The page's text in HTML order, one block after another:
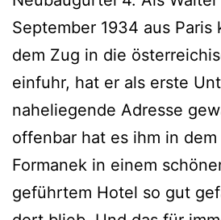
September 1934 aus Paris
dem Zug in die
einfuhr, hat er als erste
naheliegende Adresse
offenbar hat es ihm in
Formanek in einem
geführtem Hotel so gut